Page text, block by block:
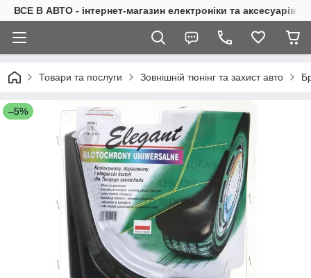
ВСЕ В АВТО - інтернет-магазин електроніки та аксесуарів в
Товари та послуги Зовнішній тюнінг та захист авто
–5%